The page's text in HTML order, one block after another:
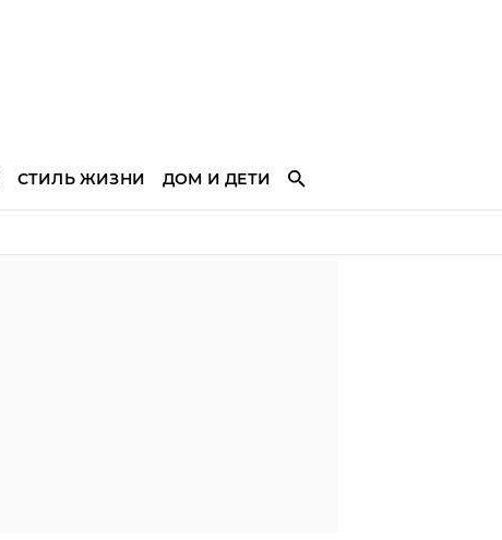
СТИЛЬ ЖИЗНИ ДОМ И ДЕТИ